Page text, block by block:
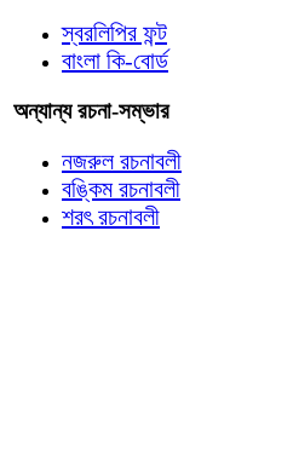
স্বরলিপির ফন্ট
বাংলা কি-বোর্ড
অন্যান্য রচনা-সম্ভার
নজরুল রচনাবলী
বঙ্কিম রচনাবলী
শরৎ রচনাবলী